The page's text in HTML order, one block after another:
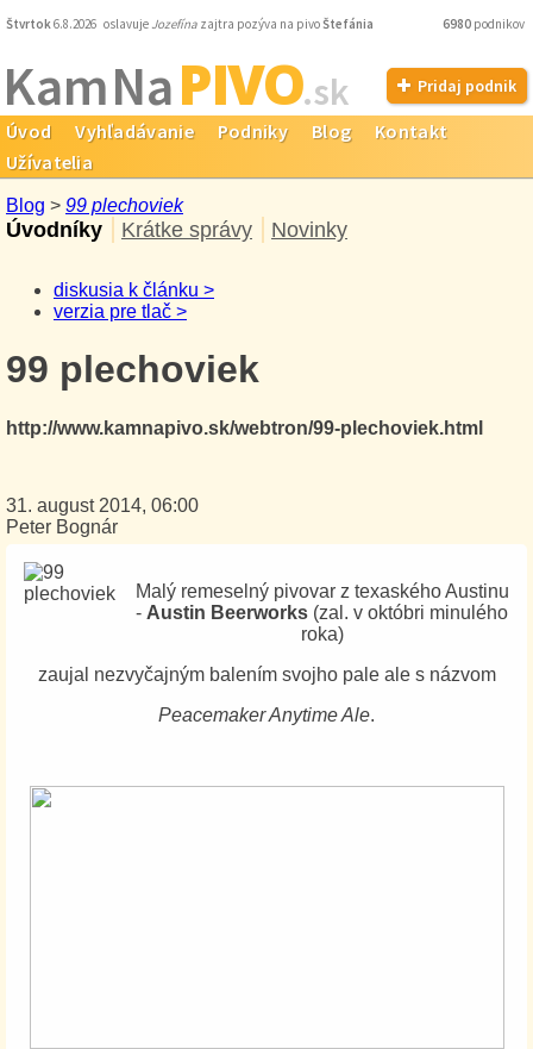
Štvrtok6.8.2026 oslavuje Jozefína zajtra pozýva na pivoŠtefánia 6980 podnikov
Kam NaPIVO.sk Pridaj podnik
Úvod Vyhľadávanie Podniky Blog
Kontakt
Užívatelia
Blog > 99 plechoviek
Úvodníky Krátke správy Novinky
diskusia k článku >
verzia pre tlač >
99 plechoviek
http://www.kamnapivo.sk/webtron/99-plechoviek.html
31. august 2014, 06:00
Peter Bognár
Malý remeselný pivovar z texaského Austinu
- Austin Beerworks (zal. v októbri minulého
roka)
zaujal nezvyčajným balením svojho pale ale s názvom
Peacemaker Anytime Ale.